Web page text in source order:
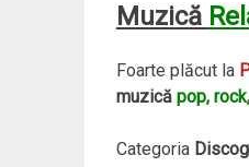
Muzică
Foarte plăcut la
muzică pop,
Categoria